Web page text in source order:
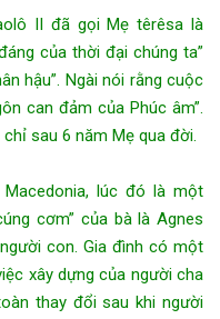
II đã gọi Mẹ têrêsa là
của thời đại chúng ta”
hậu”. Ngài nói rằng cuộc
can đảm của Phúc âm”.
sau 6 năm Mẹ qua đời.
Macedonia, lúc đó là một
cơm” của bà là Agnes
con. Gia đình có một
xây dựng của người cha
thay đổi sau khi người